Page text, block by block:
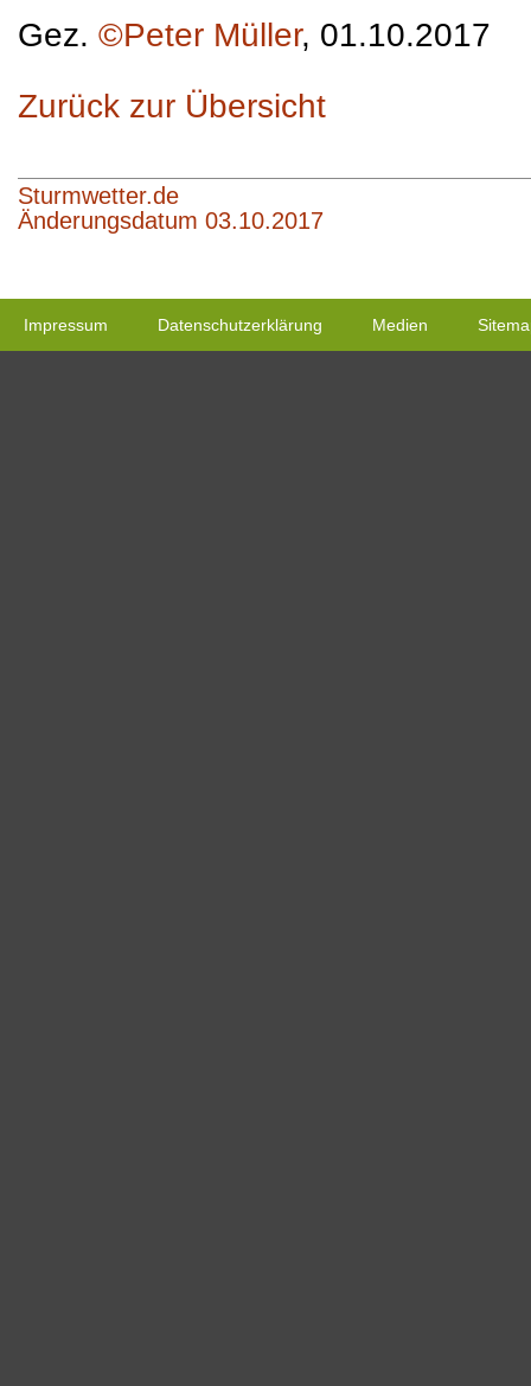
Gez. ©Peter Müller, 01.10.2017
Zurück zur Übersicht
Sturmwetter.de
Änderungsdatum 03.10.2017
Impressum Datenschutzerklärung Medien